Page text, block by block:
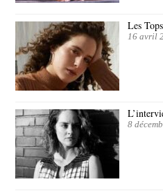
Les
16 avril
8